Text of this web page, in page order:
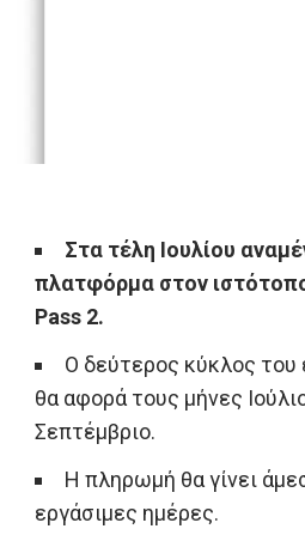
Στα τέλη Ιουλίου
πλατφόρμα στον
Pass 2.
O δεύτερος κύκλος του
θα αφορά τους μήνες
Σεπτέμβριο.
H πληρωμή θα γίνει
εργάσιμες ημέρες.